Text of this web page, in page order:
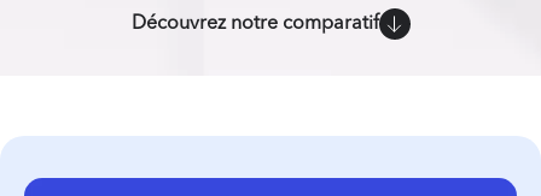
Découvrez notre comparatif